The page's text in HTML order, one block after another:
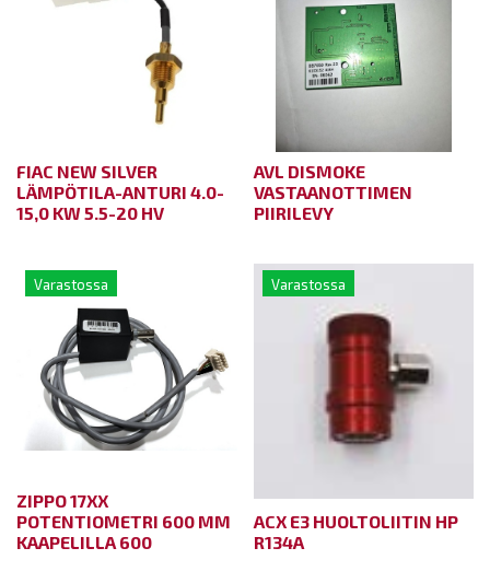
FIAC NEW SILVER
LÄMPÖTILA-ANTURI 4.0-
15,0 KW 5.5-20 HV
AVL DISMOKE
VASTAANOTTIMEN
PIIRILEVY
Varastossa
ZIPPO 17XX
POTENTIOMETRI 600 MM
KAAPELILLA 600
Varastossa
ACX E3 HUOLTOLIITIN HP
R134A